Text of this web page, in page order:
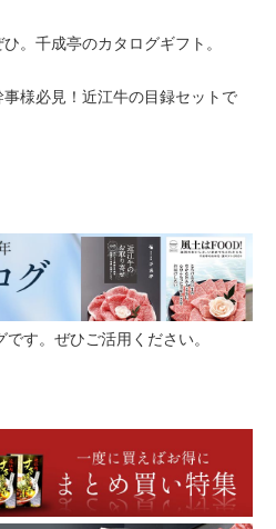
。千成亭のカタログギフト。
様必見！近江牛の目録セットで
す。ぜひご活用ください。